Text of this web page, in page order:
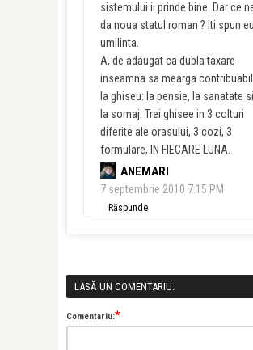
sistemului ii prinde bine. Dar ce
da noua statul roman ? Iti spun
umilinta.
A, de adaugat ca dubla taxare
inseamna sa mearga
la ghiseu: la pensie, la sanatate si
la somaj. Trei ghisee in 3 colturi
diferite ale orasului, 3 cozi, 3
formulare, IN FIECARE LUNA.
ANEMARI
7 septembrie 2010 7:15 PM
Răspunde
LASĂ UN COMENTARIU:
Comentariu:*